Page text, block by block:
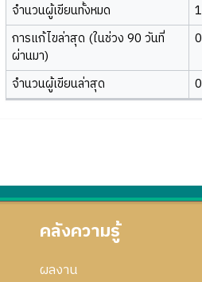
จำนวนผู้เขียนทั้งหมด
1
การแก้ไขล่าสุด (ในช่วง 90 วันที่
ผ่านมา)
0
จำนวนผู้เขียนล่าสุด 0
คลังความรู้
ผลงาน